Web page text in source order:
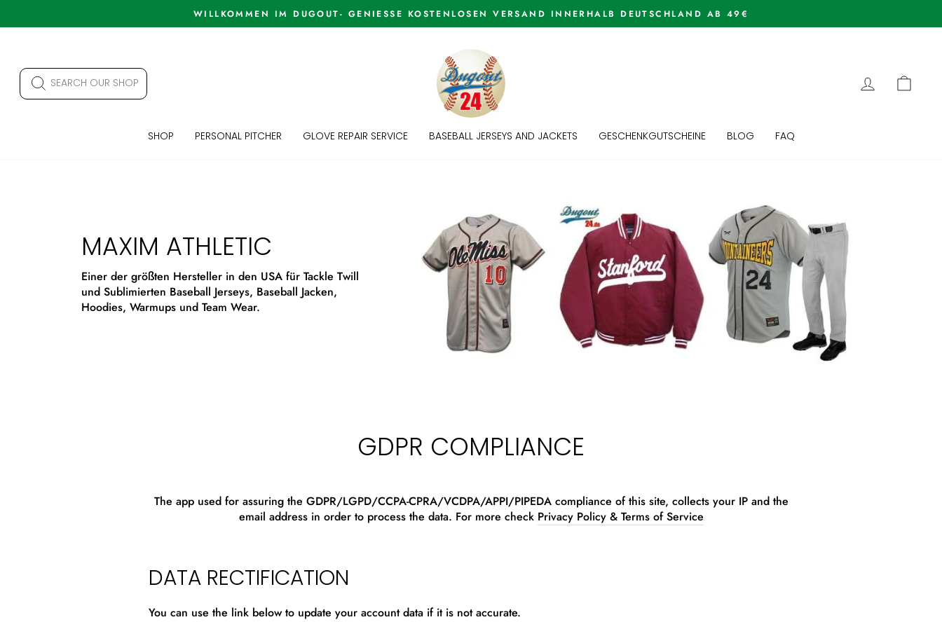
Pause
WELCOME TO THE DUGOUT
SEARCH OUR SHOP LOG IN
SHOP PERSONAL PITCHER GLOVE REPAIR SERVICE BASEBALL JERSEYS AND JACKETS GESCHENKGUTSCHEINE BLOG FAQ
MAXIM ATHLETIC
Einer der größten Hersteller in den USA für Tackle Twill
und Sublimierten Baseball Jerseys, Baseball Jacken,
Hoodies, Warmups und Team Wear.
GDPR COMPLIANCE
The app used for assuring the GDPR/LGPD/CCPA-CPRA/VCDPA/APPI/PIPEDA compliance of this site, collects your IP and the
email address in order to process the data. For more check Privacy Policy & Terms of Service
DATA RECTIFICATION
You can use the link below to update your account data if it is not accurate.